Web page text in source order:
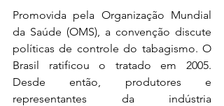
Promovida pela Organização Mundial
da Saúde (OMS), a convenção discute
políticas de controle do tabagismo. O
Brasil ratificou o tratado em 2005.
Desde então, produtores e
representantes da indústria